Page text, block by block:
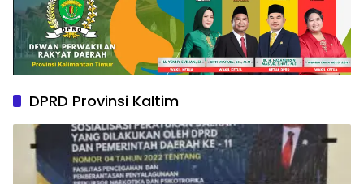
DPRD Provinsi Kaltim